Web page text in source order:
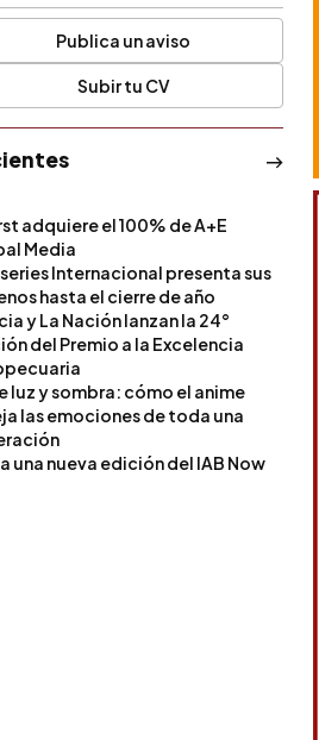
Publica un aviso
Subir tu CV
adquiere el 100% de A+E
Media
Internacional presenta sus
hasta el cierre de año
y La Nación lanzan la 24°
del Premio a la Excelencia
luz y sombra: cómo el anime
las emociones de toda una
una nueva edición del IAB Now